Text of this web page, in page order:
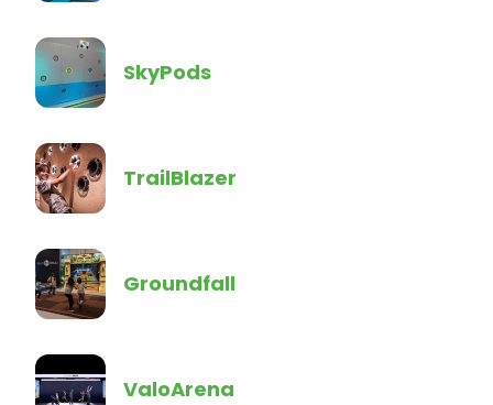
SkyPods
TrailBlazer
Groundfall
ValoArena